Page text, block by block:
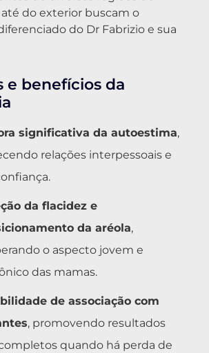
até do exterior buscam o
do Dr Fabrizio e sua
e benefícios da
significativa da autoestima,
relações interpessoais e
da flacidez e
da aréola,
o aspecto jovem e
das mamas.
de associação com
, promovendo resultados
quando há perda de